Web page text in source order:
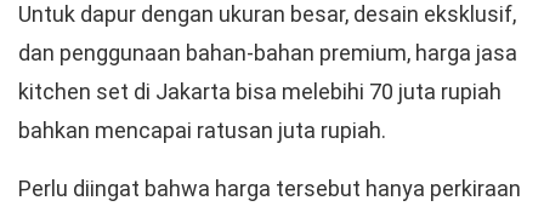
Untuk dapur dengan ukuran besar, desain eksklusif,
dan penggunaan bahan-bahan premium, harga jasa
kitchen set di Jakarta bisa melebihi 70 juta rupiah
bahkan mencapai ratusan juta rupiah.
Perlu diingat bahwa harga tersebut hanya perkiraan